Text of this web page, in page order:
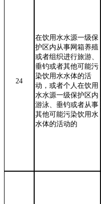
24
在饮用水水源一级保
护区内从事网箱养殖
或者组织进行旅游、
垂钓或者其他可能污
染饮用水水体的活
动，或者个人在饮用
水水源一级保护区内
游泳、垂钓或者从事
其他可能污染饮用水
水体的活动的